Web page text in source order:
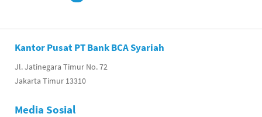
Kantor Pusat PT Bank BCA Syariah
Jl. Jatinegara Timur No. 72
Jakarta Timur 13310
Media Sosial